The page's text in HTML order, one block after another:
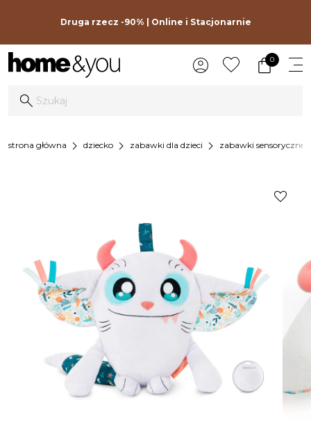
Druga rzecz -90% | Online i Stacjonarnie
0
strona główna chevron_right dziecko chevron_right zabawki dla dzieci chevron_right zabawki sensoryczne
favorite